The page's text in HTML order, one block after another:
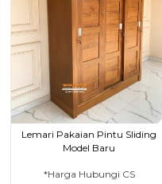
Lemari Pakaian Pintu Sliding
Model Baru
*Harga Hubungi CS